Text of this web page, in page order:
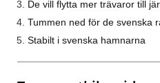
De vill flytta mer trävaror till
Tummen ned för de svenska
Stabilt i svenska hamnarna